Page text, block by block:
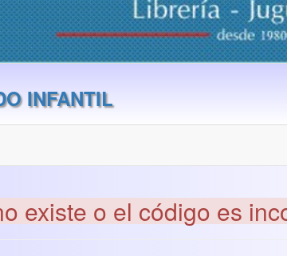
INFANTIL
existe o el código es